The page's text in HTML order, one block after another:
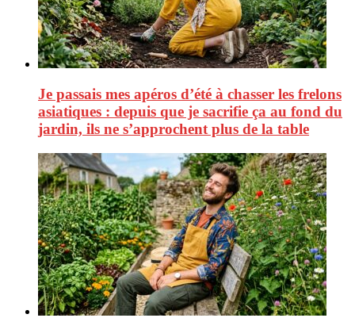
Je passais mes apéros d’été à chasser les frelons
asiatiques : depuis que je sacrifie ça au fond du
jardin, ils ne s’approchent plus de la table